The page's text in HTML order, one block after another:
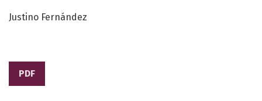
Justino Fernández
PDF